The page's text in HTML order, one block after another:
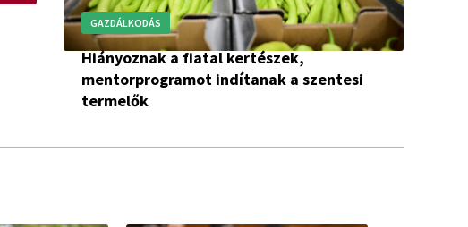
GAZDÁLKODÁS
Hiányoznak a fiatal kertészek,
mentorprogramot indítanak a szentesi
termelők